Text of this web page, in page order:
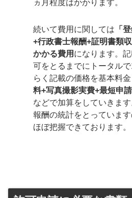
ヵ月程度はかかります。
続いて費用に関しては 「
+行政書士報酬+証明書類収
かかる費用 になります。
可をとるまでにトータル
らく記載の価格を基本料
料+写真撮影実費+最短申
などで加算をしていきま
報酬の統計をとっていま
ほぼ把握できております。